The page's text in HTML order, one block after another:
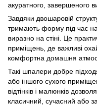
акуратного, завершеного
Завдяки двошаровій
тримають форму під час
виразно на стіні. Це
приміщень, де важливі
комфортна домашня
Такі шпалери добре
або іншого сухого
відтінків і малюнків
класичний, сучасний або